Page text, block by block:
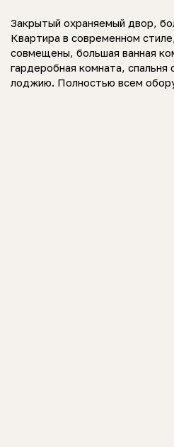
Закрытый охраняемый двор,
Квартира в современном
совмещены, большая ванная
гардеробная комната,
лоджию. Полностью всем